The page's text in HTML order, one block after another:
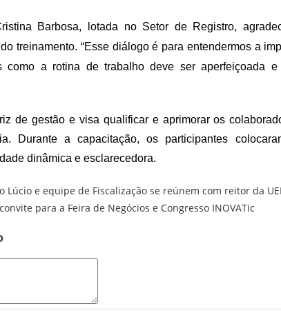
Barbosa, lotada no Setor de Registro,
treinamento. “Esse diálogo é para entendermos a
como a rotina de trabalho deve ser aperfeiçoada
de gestão e visa qualificar e aprimorar os
Durante a capacitação, os participantes
dinâmica e esclarecedora.
Lúcio e equipe de Fiscalização se reúnem com reitor da
para a Feira de Negócios e Congresso INOVATic